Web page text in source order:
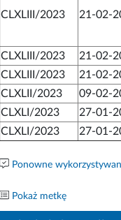
CLXLIII/2023 21-02-
CLXLIII/2023 21-02-
CLXLIII/2023
21-02-
CLXLII/2023
09-02-
CLXLI/2023
27-01-
CLXLI/2023
27-01-
Ponowne
Pokaż metkę